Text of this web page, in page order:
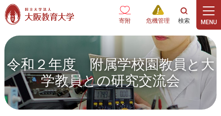
本文へ
寄附 危機管理
令和２年度 附属学校園教員と大
学教員との研究交流会